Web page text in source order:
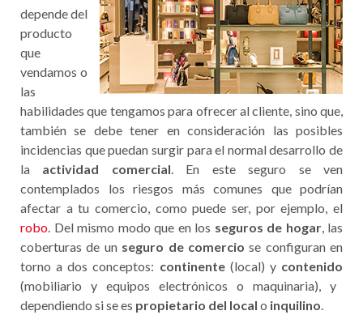
depende del
producto
que
vendamos o
las
habilidades que tengamos para ofrecer al cliente, sino que,
también se debe tener en consideración las posibles
incidencias que puedan surgir para el normal desarrollo de
la actividad comercial. En este seguro se ven
contemplados los riesgos más comunes que podrían
afectar a tu comercio, como puede ser, por ejemplo, el
robo. Del mismo modo que en los seguros de hogar, las
coberturas de un seguro de comercio se configuran en
torno a dos conceptos: continente(local) y contenido
(mobiliario y equipos electrónicos o maquinaria), y
dependiendo si se es propietario del local o inquilino.